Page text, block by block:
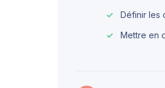
Définir les
Mettre en